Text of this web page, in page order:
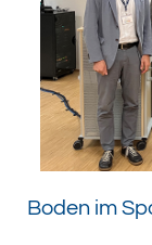
Boden im